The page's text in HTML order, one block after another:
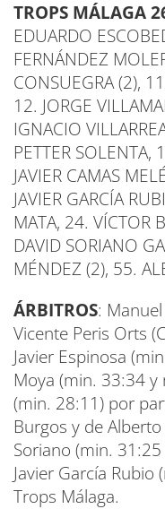
TROPS MÁLAGA
EDUARDO
FERNÁNDEZ
CONSUEGRA (2),
12. JORGE
IGNACIO
PETTER SOLENTA,
JAVIER CAMAS
JAVIER GARCÍA
MATA, 24. VÍCTOR
DAVID SORIANO
MÉNDEZ (2), 55.
ÁRBITROS:
Vicente Peris Orts
Javier Espinosa
Moya (min. 33:34
(min. 28:11) por
Burgos y de
Soriano (min.
Javier García
Trops Málaga.